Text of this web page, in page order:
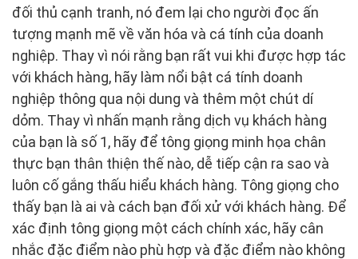
đối thủ cạnh tranh, nó đem lại cho người đọc ấn
tượng mạnh mẽ về văn hóa và cá tính của doanh
nghiệp. Thay vì nói rằng bạn rất vui khi được hợp tác
với khách hàng, hãy làm nổi bật cá tính doanh
nghiệp thông qua nội dung và thêm một chút dí
dỏm. Thay vì nhấn mạnh rằng dịch vụ khách hàng
của bạn là số 1, hãy để tông giọng minh họa chân
thực bạn thân thiện thế nào, dễ tiếp cận ra sao và
luôn cố gắng thấu hiểu khách hàng. Tông giọng cho
thấy bạn là ai và cách bạn đối xử với khách hàng. Để
xác định tông giọng một cách chính xác, hãy cân
nhắc đặc điểm nào phù hợp và đặc điểm nào không